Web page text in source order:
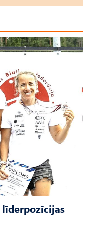
līderpozīcijas